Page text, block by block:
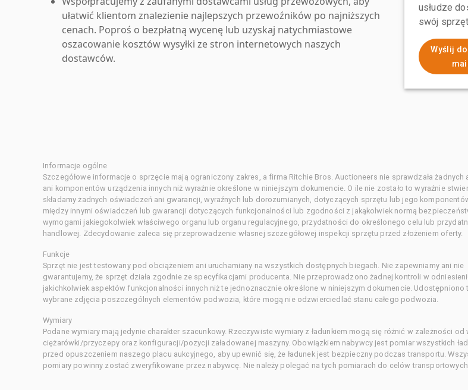
ułatwić klientom znalezienie najlepszych przewoźników po najniższych
cenach. Poproś o bezpłatną wycenę lub uzyskaj natychmiastowe
oszacowanie kosztów wysyłki ze stron internetowych naszych
dostawców.
usłudze
swój
Wyślij
Informacje ogólne
Szczegółowe informacje o sprzęcie mają ograniczony zakres, a firma Ritchie Bros. Auctioneers nie sprawdzała żadnych
ani komponentów urządzenia innych niż wyraźnie określone w niniejszym dokumencie. O ile nie zostało to wyraźnie
składamy żadnych oświadczeń ani gwarancji, wyraźnych lub dorozumianych, dotyczących sprzętu lub jego
między innymi oświadczeń lub gwarancji dotyczących funkcjonalności lub zgodności z jakąkolwiek normą
wymogami jakiegokolwiek właściwego organu lub organu regulacyjnego, przydatności do określonego celu lub
handlowej. Zdecydowanie zaleca się przeprowadzenie własnej szczegółowej inspekcji sprzętu przed złożeniem oferty.
Funkcje
Sprzęt nie jest testowany pod obciążeniem ani uruchamiany na wszystkich dostępnych biegach. Nie zapewniamy ani nie
gwarantujemy, że sprzęt działa zgodnie ze specyfikacjami producenta. Nie przeprowadzono żadnej kontroli w
jakichkolwiek aspektów funkcjonalności innych niż te jednoznacznie określone w niniejszym dokumencie. Udostępniono
wybrane zdjęcia poszczególnych elementów podwozia, które mogą nie odzwierciedlać stanu całego podwozia.
Wymiary
Podane wymiary mają jedynie charakter szacunkowy. Rzeczywiste wymiary z ładunkiem mogą się różnić w zależności od
ciężarówki/przyczepy oraz konfiguracji/pozycji załadowanej maszyny. Obowiązkiem nabywcy jest pomiar wszystkich
przed opuszczeniem naszego placu aukcyjnego, aby upewnić się, że ładunek jest bezpieczny podczas transportu.
pomiary powinny zostać zweryfikowane przez nabywcę. Nie należy polegać na tych pomiarach do celów transportowych.